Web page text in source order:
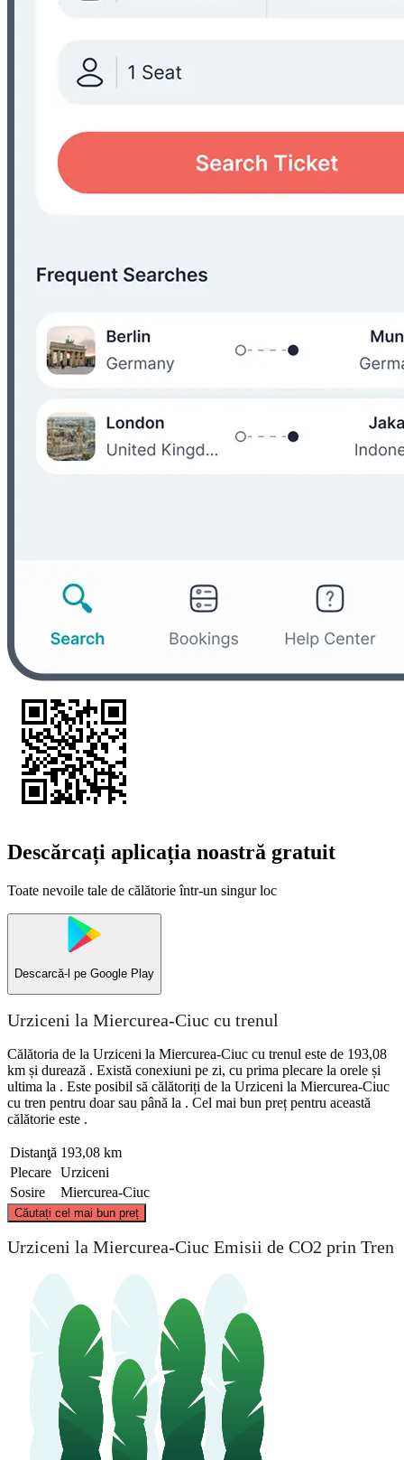
Descărcați aplicația noastră gratuit
Toate nevoile tale de călătorie într-un singur loc
Descarcă-l pe Google Play
Urziceni la Miercurea-Ciuc cu trenul
Călătoria de la Urziceni la Miercurea-Ciuc cu trenul este de 193,08
km și durează . Există conexiuni pe zi, cu prima plecare la orele și
ultima la . Este posibil să călătoriți de la Urziceni la Miercurea-Ciuc
cu tren pentru doar sau până la . Cel mai bun preț pentru această
călătorie este .
Distanţă 193,08 km
Plecare Urziceni
Sosire
Miercurea-Ciuc
Căutați cel mai bun preț
Urziceni
Urziceni la Miercurea-Ciuc Emisii de CO2 prin Tren